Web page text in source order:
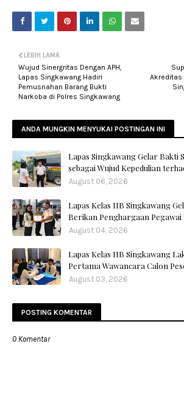
Akreditas
LEBIH LAMA
Wujud Sinergritas Dengan APH,
Lapas Singkawang Hadiri
Pemusnahan Barang Bukti
Narkoba di Polres Singkawang
ANDA MUNGKIN MENYUKAI POSTINGAN INI
Lapas Singkawang Gelar Bakti
sebagai Wujud Kepedulian
August 06, 2026
Lapas Kelas IIB Singkawang
Berikan Penghargaan Pegawai
August 04, 2026
Lapas Kelas IIB Singkawang
Pertama Wawancara Calon
August 03, 2026
POSTING KOMENTAR
0 Komentar